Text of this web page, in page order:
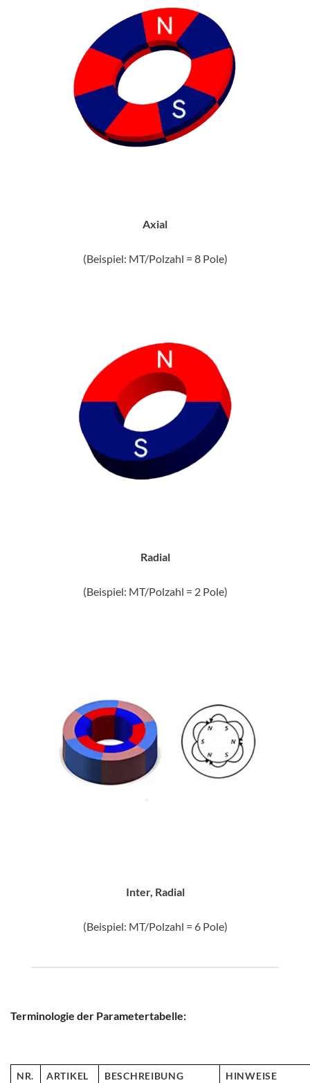
Axial
(Beispiel: MT/Polzahl = 8 Pole)
Radial
(Beispiel: MT/Polzahl = 2 Pole)
Inter, Radial
(Beispiel: MT/Polzahl = 6 Pole)
Terminologie der Parametertabelle:
NR. ARTIKEL BESCHREIBUNG HINWEISE